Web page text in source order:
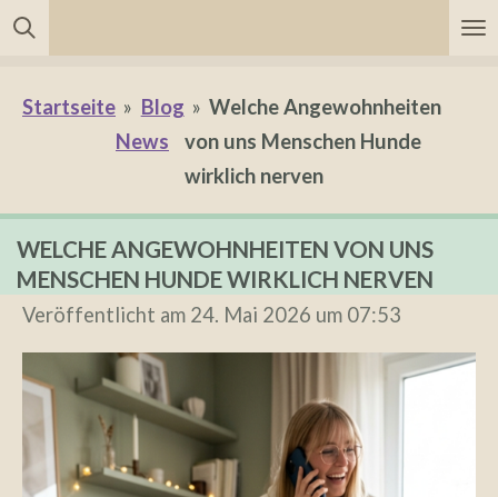
Zum
Hauptinhalt
springen
Startseite » Blog
News
» Welche Angewohnheiten
von uns Menschen Hunde
wirklich nerven
WELCHE ANGEWOHNHEITEN VON UNS
MENSCHEN HUNDE WIRKLICH NERVEN
Veröffentlicht am 24. Mai 2026 um 07:53